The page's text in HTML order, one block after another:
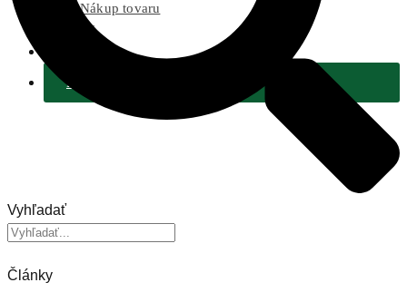
Nákup tovaru
Pre médiá
Podporiť
Vyhľadať
Články